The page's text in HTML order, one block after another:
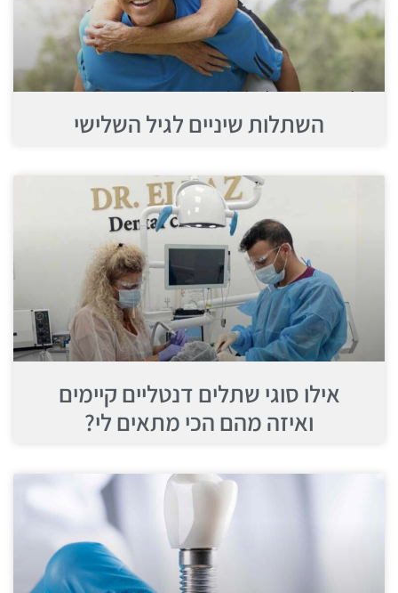
השתלות שיניים לגיל השלישי
אילו סוגי שתלים דנטליים קיימים
ואיזה מהם הכי מתאים לי?